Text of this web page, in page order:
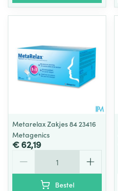
Metarelax Zakjes 84 23416
Metagenics
€ 62,19
Bestel